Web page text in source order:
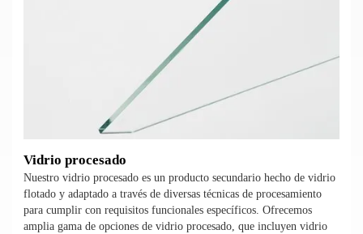
Vidrio procesado
Nuestro vidrio procesado es un producto secundario hecho de vidrio
flotado y adaptado a través de diversas técnicas de procesamiento
para cumplir con requisitos funcionales específicos. Ofrecemos
amplia gama de opciones de vidrio procesado, que incluyen vidrio